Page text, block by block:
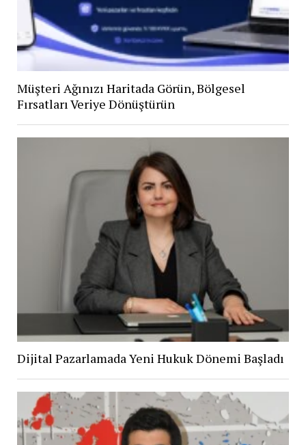
Müşteri Ağınızı Haritada Görün, Bölgesel
Fırsatları Veriye Dönüştürün
Dijital Pazarlamada Yeni Hukuk Dönemi Başladı